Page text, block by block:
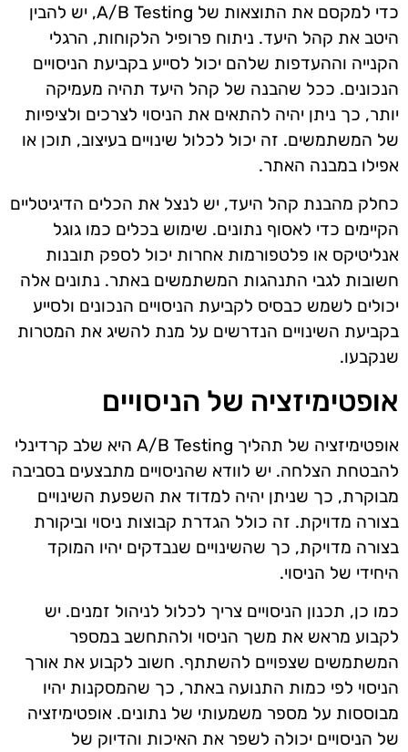
כדי למקסם את התוצאות של A/B Testing, יש להבין
היטב את קהל היעד. ניתוח פרופיל הלקוחות, הרגלי
הקנייה וההעדפות שלהם יכול לסייע בקביעת הניסויים
הנכונים. ככל שהבנה של קהל היעד תהיה מעמיקה
יותר, כך ניתן יהיה להתאים את הניסוי לצרכים ולציפיות
של המשתמשים. זה יכול לכלול שינויים בעיצוב, תוכן או
אפילו במבנה האתר.
כחלק מהבנת קהל היעד, יש לנצל את הכלים הדיגיטליים
הקיימים כדי לאסוף נתונים. שימוש בכלים כמו גוגל
אנליטיקס או פלטפורמות אחרות יכול לספק תובנות
חשובות לגבי התנהגות המשתמשים באתר. נתונים אלה
יכולים לשמש כבסיס לקביעת הניסויים הנכונים ולסייע
בקביעת השינויים הנדרשים על מנת להשיג את המטרות
שנקבעו.
אופטימיזציה של הניסויים
אופטימיזציה של תהליך A/B Testing היא שלב קרדינלי
להבטחת הצלחה. יש לוודא שהניסויים מתבצעים בסביבה
מבוקרת, כך שניתן יהיה למדוד את השפעת השינויים
בצורה מדויקת. זה כולל הגדרת קבוצות ניסוי וביקורת
בצורה מדויקת, כך שהשינויים שנבדקים יהיו המוקד
היחידי של הניסוי.
כמו כן, תכנון הניסויים צריך לכלול לניהול זמנים. יש
לקבוע מראש את משך הניסוי ולהתחשב במספר
המשתמשים שצפויים להשתתף. חשוב לקבוע את אורך
הניסוי לפי כמות התנועה באתר, כך שהמסקנות יהיו
מבוססות על מספר משמעותי של נתונים. אופטימיזציה
של הניסויים יכולה לשפר את האיכות והדיוק של